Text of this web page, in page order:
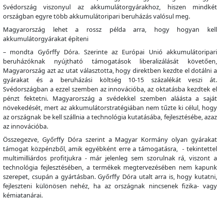
Svédország viszonyul az akkumulátorgyárakhoz, hiszen mindkét
országban egyre több akkumulátoripari beruházás valósul meg.
Magyarország lehet a rossz példa arra, hogy hogyan kell
akkumulátorgyárakat építeni
– mondta Győrffy Dóra. Szerinte az Európai Unió akkumulátoripari
beruházóknak nyújtható támogatások liberalizálását követően,
Magyarország azt az utat választotta, hogy direktben kezdte el dotálni a
gyárakat és a beruházási költség 10-15 százalékát veszi át.
Svédországban a ezzel szemben az innovációba, az oktatásba kezdtek el
pénzt fektetni. Magyarország a svédekkel szemben aláásta a saját
növekedését, mert az akkumulátorstratégiában nem tűzte ki célul, hogy
az országnak be kell szállnia a technológia kutatásába, fejlesztésébe, azaz
az innovációba.
Összegezve, Győrffy Dóra szerint a Magyar Kormány olyan gyárakat
támogat közpénzből, amik egyébként erre a támogatásra, - tekintettel
multimilliárdos profitjukra - már jelenleg sem szorulnak rá, viszont a
technológia fejlesztésében, a termékek megtervezésében nem kapunk
szerepet, csupán a gyártásban. Győrffy Dóra utalt arra is, hogy kutatni,
fejleszteni különösen nehéz, ha az országnak nincsenek fizika- vagy
kémiatanárai.